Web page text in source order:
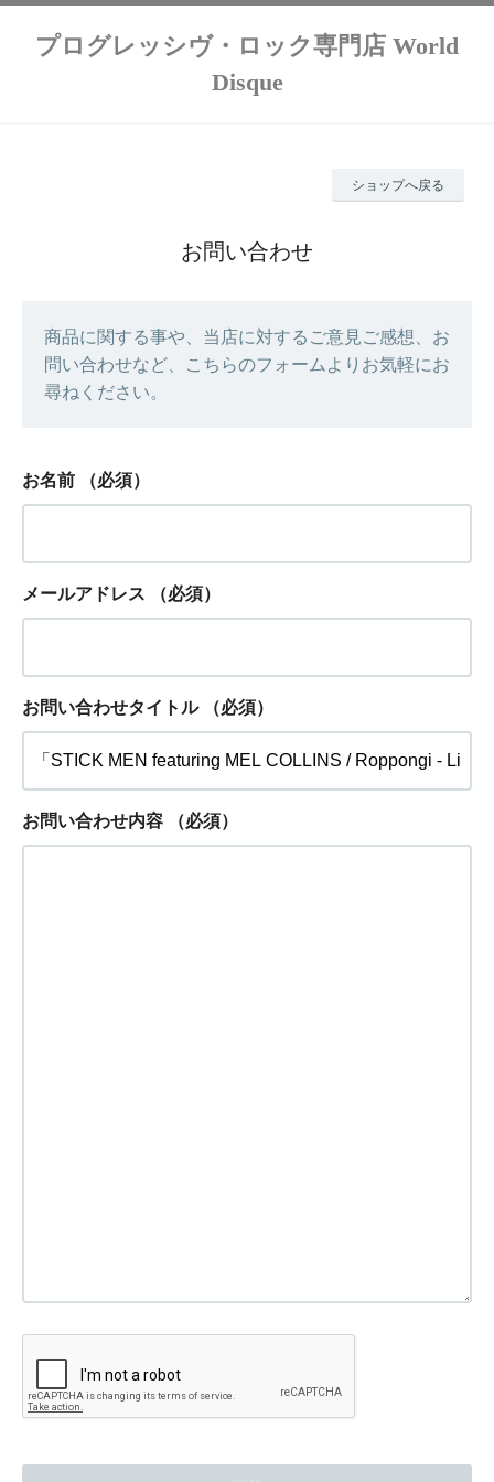
プログレッシヴ・ロック専門店 World
Disque
ショップへ戻る
お問い合わせ
商品に関する事や、当店に対するご意見ご感想、お
問い合わせなど、こちらのフォームよりお気軽にお
尋ねください。
お名前 （必須）
メールアドレス （必須）
お問い合わせタイトル （必須）
お問い合わせ内容 （必須）